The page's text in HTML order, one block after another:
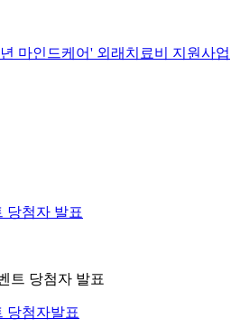
마인드케어' 외래치료비 지원사업
트 당첨자 발표